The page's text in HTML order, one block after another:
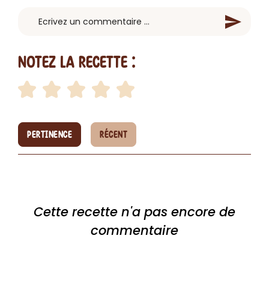
Notez la recette :
PERTINENCE RÉCENT
Cette recette n'a pas encore de
commentaire